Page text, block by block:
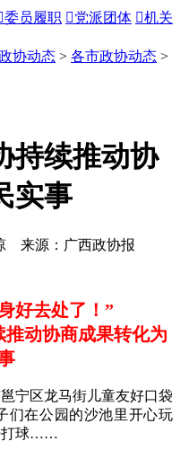
委员履职 党派团体 机关
协动态 > 各市政协动态 >
持续推动协
实事
来源：广西政协报
好去处了！”
动协商成果转化为
区龙马街儿童友好口袋
们在公园的沙池里开心玩
打球……